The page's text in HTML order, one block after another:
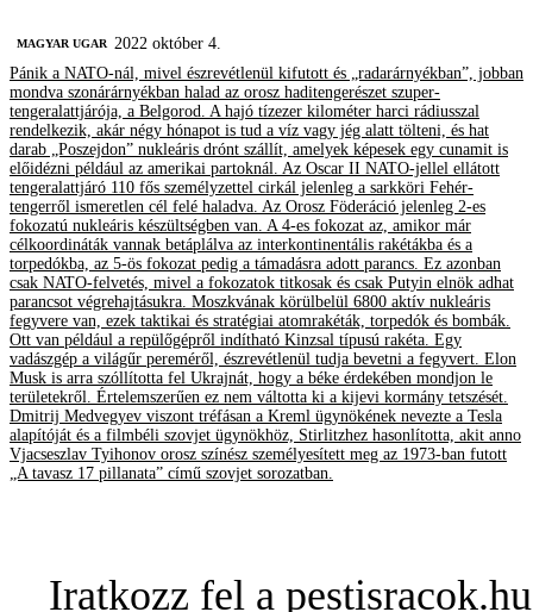
MAGYAR UGAR
2022 október 4.
Pánik a NATO-nál, mivel észrevétlenül kifutott és „radarárnyékban”, jobban
mondva szonárárnyékban halad az orosz haditengerészet szuper-
tengeralattjárója, a Belgorod. A hajó tízezer kilométer harci rádiusszal
rendelkezik, akár négy hónapot is tud a víz vagy jég alatt tölteni, és hat
darab „Poszejdon” nukleáris drónt szállít, amelyek képesek egy cunamit is
előidézni például az amerikai partoknál. Az Oscar II NATO-jellel ellátott
tengeralattjáró 110 fős személyzettel cirkál jelenleg a sarkköri Fehér-
tengerről ismeretlen cél felé haladva. Az Orosz Föderáció jelenleg 2-es
fokozatú nukleáris készültségben van. A 4-es fokozat az, amikor már
célkoordináták vannak betáplálva az interkontinentális rakétákba és a
torpedókba, az 5-ös fokozat pedig a támadásra adott parancs. Ez azonban
csak NATO-felvetés, mivel a fokozatok titkosak és csak Putyin elnök adhat
parancsot végrehajtásukra. Moszkvának körülbelül 6800 aktív nukleáris
fegyvere van, ezek taktikai és stratégiai atomrakéták, torpedók és bombák.
Ott van például a repülőgépről indítható Kinzsal típusú rakéta. Egy
vadászgép a világűr pereméről, észrevétlenül tudja bevetni a fegyvert. Elon
Musk is arra szóllította fel Ukrajnát, hogy a béke érdekében mondjon le
területekről. Értelemszerűen ez nem váltotta ki a kijevi kormány tetszését.
Dmitrij Medvegyev viszont tréfásan a Kreml ügynökének nevezte a Tesla
alapítóját és a filmbéli szovjet ügynökhöz, Stirlitzhez hasonlította, akit anno
Vjacseszlav Tyihonov orosz színész személyesített meg az 1973-ban futott
„A tavasz 17 pillanata” című szovjet sorozatban.
Iratkozz fel a pestisracok.hu